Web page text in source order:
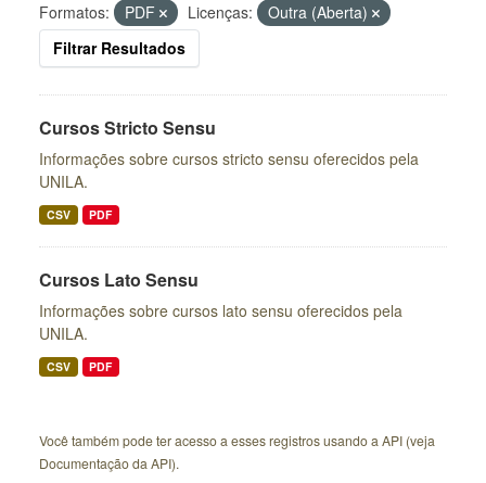
Formatos:
PDF Licenças:
Outra (Aberta)
Filtrar Resultados
Cursos Stricto Sensu
Informações sobre cursos stricto sensu oferecidos pela
UNILA.
CSV PDF
Cursos Lato Sensu
Informações sobre cursos lato sensu oferecidos pela
UNILA.
CSV PDF
Você também pode ter acesso a esses registros usando a API (veja
Documentação da API).